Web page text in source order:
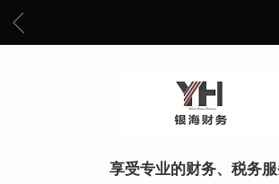
享受专业的财务、税务